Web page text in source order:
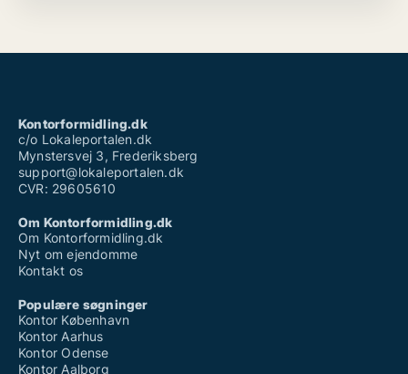
Kontorformidling.dk
c/o Lokaleportalen.dk
Mynstersvej 3, Frederiksberg
support@lokaleportalen.dk
CVR: 29605610
Om Kontorformidling.dk
Om Kontorformidling.dk
Nyt om ejendomme
Kontakt os
Populære søgninger
Kontor København
Kontor Aarhus
Kontor Odense
Kontor Aalborg